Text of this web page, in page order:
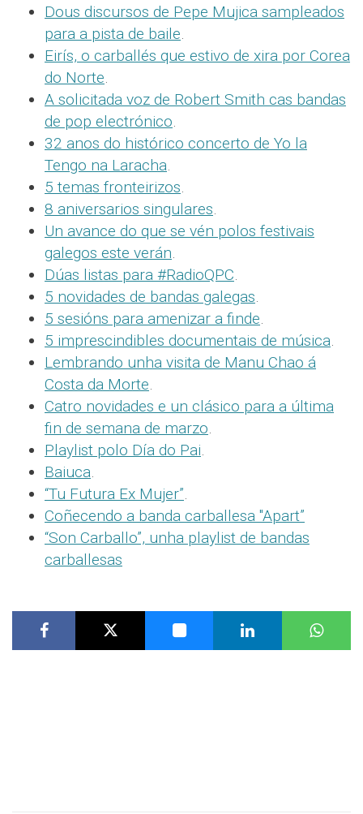
Dous discursos de Pepe Mujica sampleados
para a pista de baile.
Eirís, o carballés que estivo de xira por Corea
do Norte.
A solicitada voz de Robert Smith cas bandas
de pop electrónico.
32 anos do histórico concerto de Yo la
Tengo na Laracha.
5 temas fronteirizos.
8 aniversarios singulares.
Un avance do que se vén polos festivais
galegos este verán.
Dúas listas para #RadioQPC.
5 novidades de bandas galegas.
5 sesións para amenizar a finde.
5 imprescindibles documentais de música.
Lembrando unha visita de Manu Chao á
Costa da Morte.
Catro novidades e un clásico para a última
fin de semana de marzo.
Playlist polo Día do Pai.
Baiuca.
“Tu Futura Ex Mujer”.
Coñecendo a banda carballesa "Apart”
“Son Carballo”, unha playlist de bandas
carballesas